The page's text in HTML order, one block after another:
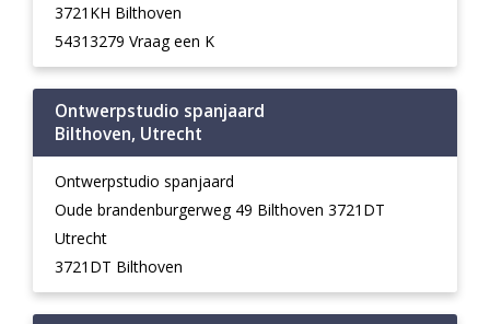
3721KH Bilthoven
54313279 Vraag een K
Ontwerpstudio spanjaard
Bilthoven, Utrecht
Ontwerpstudio spanjaard
Oude brandenburgerweg 49 Bilthoven 3721DT
Utrecht
3721DT Bilthoven